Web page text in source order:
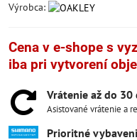
Výrobca:
Cena v e-shope s
iba pri vytvorení
Vrátenie až do 30
Asistované vrátenie a
Prioritné